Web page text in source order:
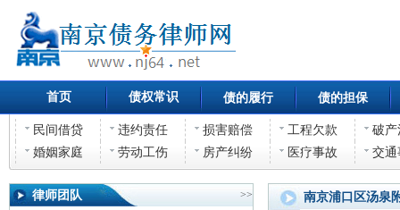
首页 债权常识 债的履行 债的担保
民间借贷 违约责任 损害赔偿 工程欠款
破产
婚姻家庭
劳动工伤 房产纠纷 医疗事故 交通
律师团队 >> 南京浦口区汤泉